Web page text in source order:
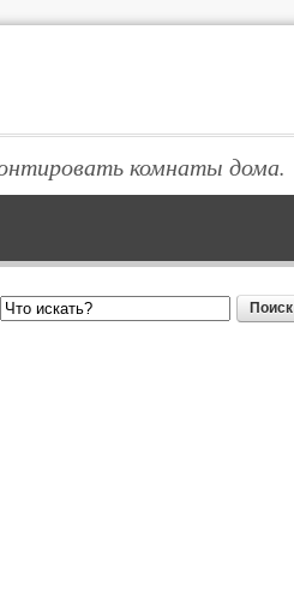
комнаты дома.
Поиск